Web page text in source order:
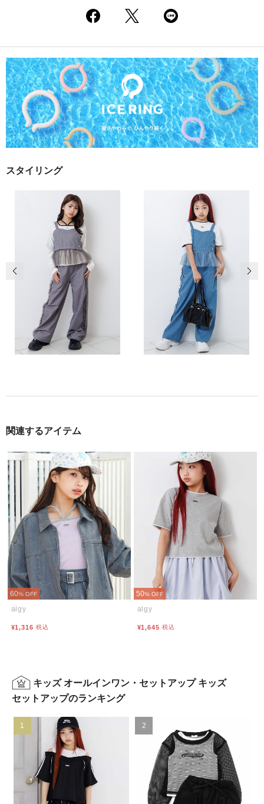
スタイリング
前の画像 次
関連するアイテム
60% OFF
algy
¥1,316 税込
50% OFF
algy
¥1,645 税込
キッズ オールインワン・セットアップ キッズ
セットアップのランキング
1 2